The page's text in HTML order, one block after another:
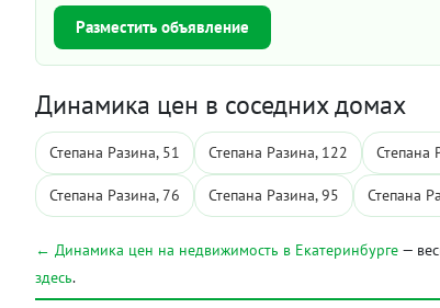
Разместить объявление
Динамика цен в соседних домах
Степана Разина, 51 Степана Разина, 122 Степана
Степана Разина, 76 Степана Разина, 95 Степана
← Динамика цен на недвижимость в Екатеринбурге —
здесь.